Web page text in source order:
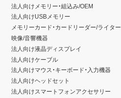
法人向けメモリー・組込み/OEM
法人向けUSBメモリー
メモリーカード・カードリーダー/ライター
映像/音響機器
法人向け液晶ディスプレイ
法人向けケーブル
法人向けマウス・キーボード・入力機器
法人向けヘッドセット
法人向けスマートフォンアクセサリー